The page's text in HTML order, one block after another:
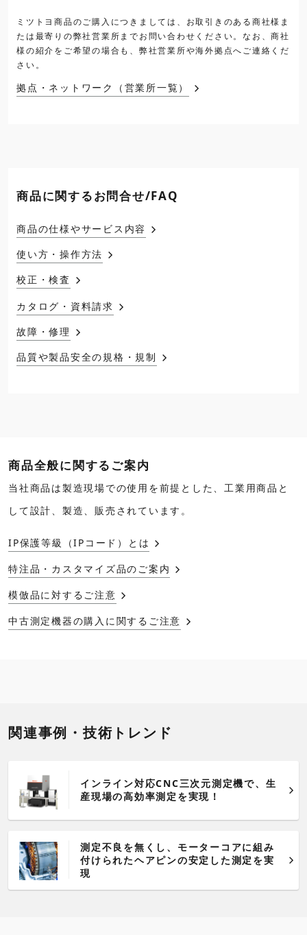
ミツトヨ商品のご購入につきましては、お取引きのある商社様ま
たは最寄りの弊社営業所までお問い合わせください。なお、商社
様の紹介をご希望の場合も、弊社営業所や海外拠点へご連絡くだ
さい。
拠点・ネットワーク（営業所一覧）
商品に関するお問合せ/FAQ
商品の仕様やサービス内容
使い方・操作方法
校正・検査
カタログ・資料請求
故障・修理
品質や製品安全の規格・規制
商品全般に関するご案内
当社商品は製造現場での使用を前提とした、工業用商品と
して設計、製造、販売されています。
IP保護等級（IPコード）とは
特注品・カスタマイズ品のご案内
模倣品に対するご注意
中古測定機器の購入に関するご注意
関連事例・技術トレンド
インライン対応CNC三次元測定機で、生
産現場の高効率測定を実現！
測定不良を無くし、モーターコアに組み
付けられたヘアピンの安定した測定を実
現